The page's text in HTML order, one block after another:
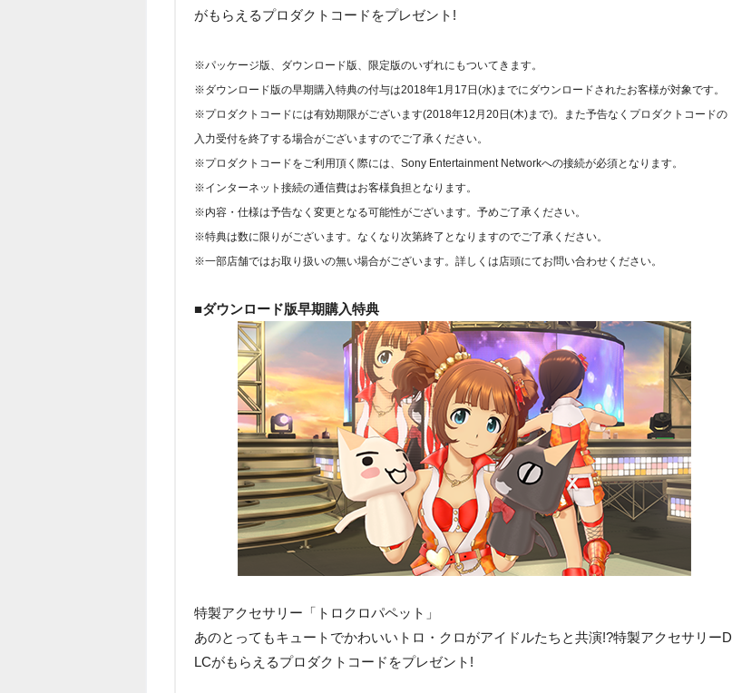
がもらえるプロダクトコードをプレゼント!
※パッケージ版、ダウンロード版、限定版のいずれにもついてきます。
※ダウンロード版の早期購入特典の付与は2018年1月17日(水)までにダウンロードされたお客様が対象です。
※プロダクトコードには有効期限がございます(2018年12月20日(木)まで)。また予告なくプロダクトコードの
入力受付を終了する場合がございますのでご了承ください。
※プロダクトコードをご利用頂く際には、Sony Entertainment Networkへの接続が必須となります。
※インターネット接続の通信費はお客様負担となります。
※内容・仕様は予告なく変更となる可能性がございます。予めご了承ください。
※特典は数に限りがございます。なくなり次第終了となりますのでご了承ください。
※一部店舗ではお取り扱いの無い場合がございます。詳しくは店頭にてお問い合わせください。
■ダウンロード版早期購入特典
特製アクセサリー「トロクロパペット」
あのとってもキュートでかわいいトロ・クロがアイドルたちと共演!?特製アクセサリーD
LCがもらえるプロダクトコードをプレゼント!